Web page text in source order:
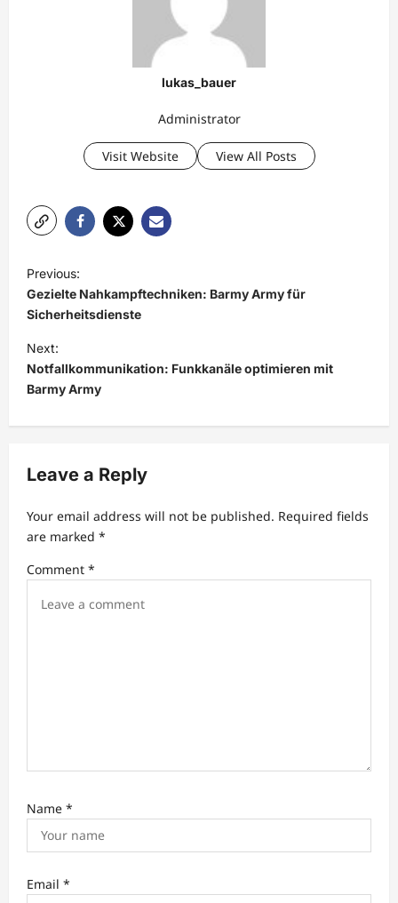
lukas_bauer
Administrator
Visit Website View All Posts
o
s
t
n
a
v
g
a
t
i
Previous:
Gezielte Nahkampftechniken: Barmy Army für
Sicherheitsdienste
Next:
Notfallkommunikation: Funkkanäle optimieren mit
Barmy Army
Leave a Reply
Your email address will not be published. Required fields
are marked *
Comment *
Name *
Email *